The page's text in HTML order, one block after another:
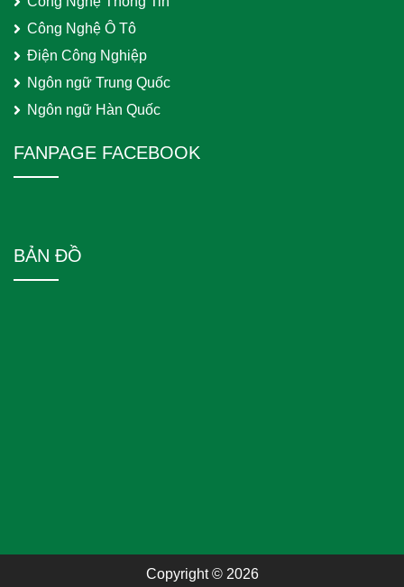
Công Nghệ Ô Tô
Điện Công Nghiệp
Ngôn ngữ Trung Quốc
Ngôn ngữ Hàn Quốc
FANPAGE FACEBOOK
BẢN ĐỒ
Copyright © 2026